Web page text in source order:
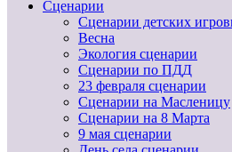
Сценарии
Сценарии детских
Весна
Экология сценарии
Сценарии по ПДД
23 февраля сценарии
Сценарии на Масленицу
Сценарии на 8 Марта
9 мая сценарии